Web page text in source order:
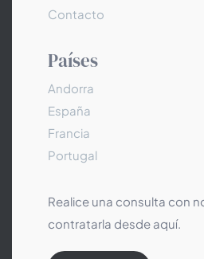
Contacto
Países
Andorra
España
Francia
Portugal
Realice una consulta con
contratarla desde aquí.